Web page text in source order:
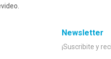
Newsletter
¡Suscribite y